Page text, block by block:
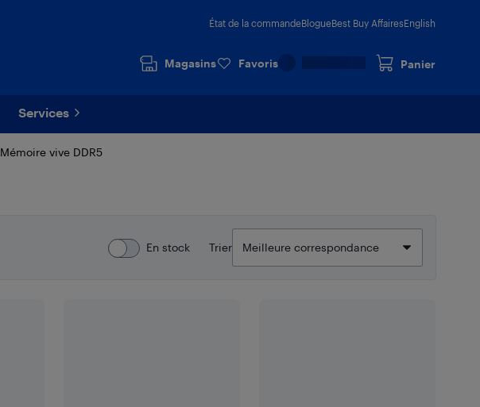
État de la commandeBlogueBest Buy AffairesEnglish
Magasins Favoris Panier
Services
Mémoire vive DDR5
En stock Trier